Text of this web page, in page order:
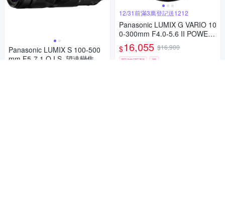
Panasonic LUMIX S 100-500
mm F5-7.1 O.I.S. 望遠變焦鏡
12/31前滿3萬登記送1212
Panasonic LUMIX G VARIO 10
0-300mm F4.0-5.6 II POWER
O.I.S.二代變焦鏡頭 公司貨
$16,055 $16,900
限時下殺
券